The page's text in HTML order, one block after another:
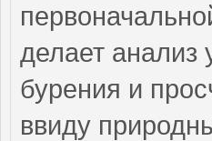
делает анализ
бурения и
ввиду